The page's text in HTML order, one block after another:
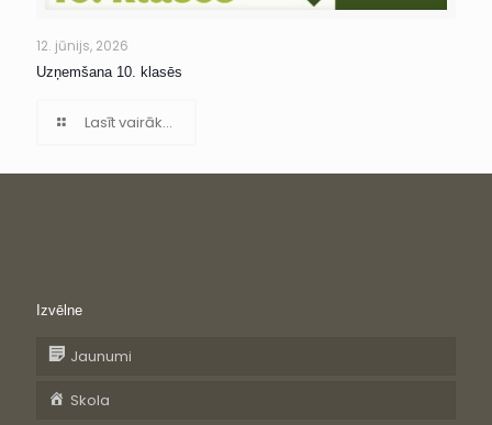
12. jūnijs, 2026
Uzņemšana 10. klasēs
Lasīt vairāk...
Izvēlne
Jaunumi
Skola